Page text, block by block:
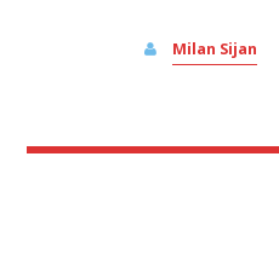
Milan Sijan